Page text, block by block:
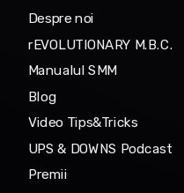
Despre noi
rEVOLUTIONARY M.B.C.
Manualul SMM
Blog
Video Tips&Tricks
UPS & DOWNS Podcast
Premii